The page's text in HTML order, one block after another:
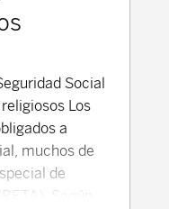
Cotización
las
Social
wǔxiǎn-) es
Este tipo
manera
(2025-
Empresa
recursos, el
los
cubrir
en su gestión,
de
edad de
se
del
Social
Los
a
muchos de
de
Según